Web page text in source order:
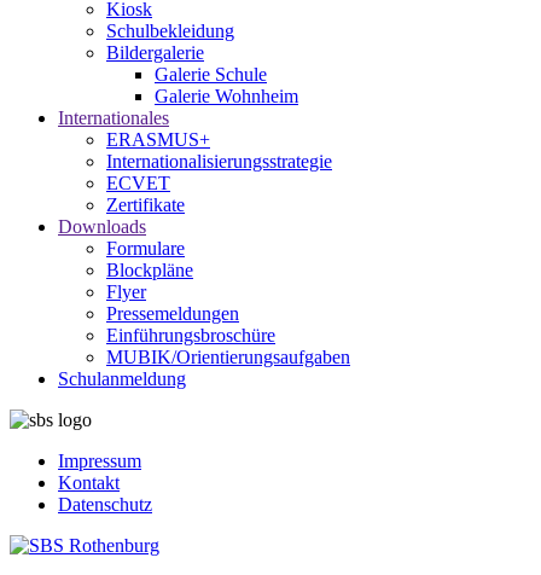
Kiosk
Schulbekleidung
Bildergalerie
Galerie Schule
Galerie Wohnheim
Internationales
ERASMUS+
Internationalisierungsstrategie
ECVET
Zertifikate
Downloads
Formulare
Blockpläne
Flyer
Pressemeldungen
Einführungsbroschüre
MUBIK/Orientierungsaufgaben
Schulanmeldung
Impressum
Kontakt
Datenschutz